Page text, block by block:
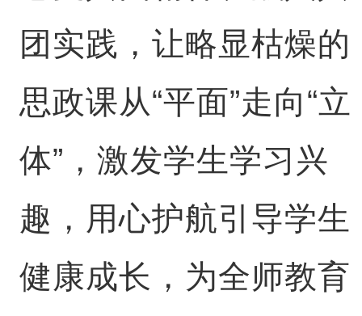
团实践，让略显枯燥的
思政课从“平面”走向“立
体”，激发学生学习兴
趣，用心护航引导学生
健康成长，为全师教育